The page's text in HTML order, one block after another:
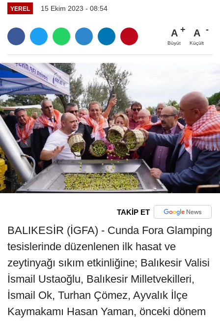
YEREL 15 Ekim 2023 - 08:54
A
Büyüt
A
Küçült
TAKİP ET
BALIKESİR (İGFA) - Cunda Fora Glamping
tesislerinde düzenlenen ilk hasat ve
zeytinyağı sıkım etkinliğine; Balıkesir Valisi
İsmail Ustaoğlu, Balıkesir Milletvekilleri,
İsmail Ok, Turhan Çömez, Ayvalık İlçe
Kaymakamı Hasan Yaman, önceki dönem